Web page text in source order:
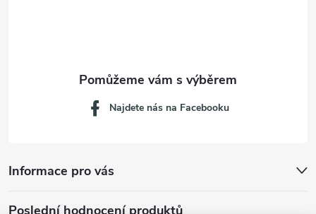
Informace pro vás
Najdete nás na Facebooku